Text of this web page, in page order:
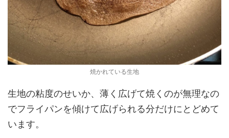
焼かれている生地
生地の粘度のせいか、薄く広げて焼くのが無理なの
でフライパンを傾けて広げられる分だけにとどめて
います。